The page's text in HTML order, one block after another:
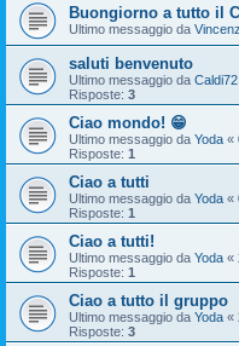
Buongiorno a tutto il
Ultimo messaggio da
saluti benvenuto
Ultimo messaggio da Caldi72
Risposte: 3
Ciao mondo! 😁
Ultimo messaggio da Yoda «
Risposte: 1
Ciao a tutti
Ultimo messaggio da Yoda «
Risposte: 1
Ciao a tutti!
Ultimo messaggio da Yoda «
Risposte: 1
Ciao a tutto il gruppo
Ultimo messaggio da Yoda «
Risposte: 3